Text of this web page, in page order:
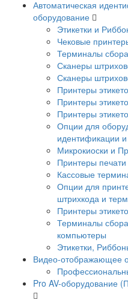
Автоматическая
оборудование
Этикетки и
Чековые
Терминалы
Сканеры
Сканеры
Принтеры
Принтеры
Принтеры
Опции для
идентификации
Микрокиоски и
Принтеры печати
Кассовые
Опции для
штрихкода и
Принтеры
Терминалы
компьютеры
Этикетки,
Видео-отображающее
Pro AV-оборудование